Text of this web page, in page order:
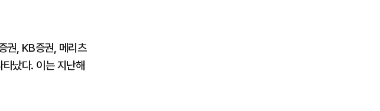
권, KB증권, 메리츠
났다. 이는 지난해